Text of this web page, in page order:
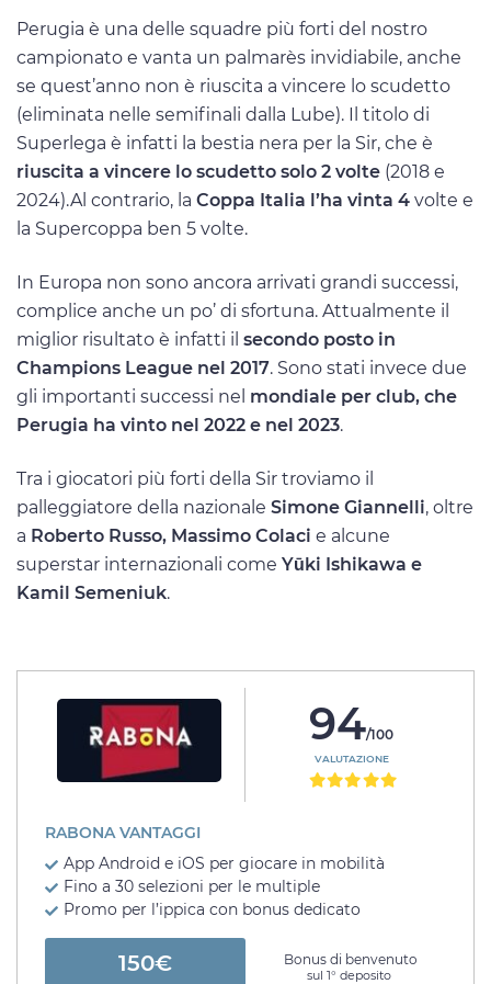
Perugia è una delle squadre più forti del nostro
campionato e vanta un palmarès invidiabile, anche
se quest’anno non è riuscita a vincere lo scudetto
(eliminata nelle semifinali dalla Lube). Il titolo di
Superlega è infatti la bestia nera per la Sir, che è
riuscita a vincere lo scudetto solo 2 volte (2018 e
2024).Al contrario, la Coppa Italia l’ha vinta 4 volte e
la Supercoppa ben 5 volte.
In Europa non sono ancora arrivati grandi successi,
complice anche un po’ di sfortuna. Attualmente il
miglior risultato è infatti il secondo posto in
Champions League nel 2017. Sono stati invece due
gli importanti successi nel mondiale per club, che
Perugia ha vinto nel 2022 e nel 2023.
Tra i giocatori più forti della Sir troviamo il
palleggiatore della nazionale Simone Giannelli, oltre
a Roberto Russo, Massimo Colaci e alcune
superstar internazionali come Yūki Ishikawa e
Kamil Semeniuk.
94/100
VALUTAZIONE
RABONA VANTAGGI
App Android e iOS per giocare in mobilità
Fino a 30 selezioni per le multiple
Promo per l’ippica con bonus dedicato
150€ Bonus di benvenuto
sul 1° deposito